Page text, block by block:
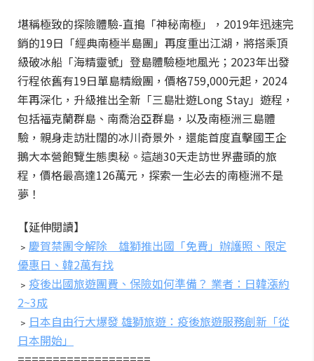
堪稱極致的探險體驗-直搗「神秘南極」，2019年迅速完
銷的19日「經典南極半島團」再度重出江湖，將搭乘頂
級破冰船「海精靈號」登島體驗極地風光；2023年出發
行程依舊有19日單島精緻團，價格759,000元起，2024
年再深化，升級推出全新「三島壯遊Long Stay」遊程，
包括福克蘭群島、南喬治亞群島，以及南極洲三島體
驗，親身走訪壯闊的冰川奇景外，還能首度直擊國王企
鵝大本營飽覽生態奧秘。這趟30天走訪世界盡頭的旅
程，價格最高達126萬元，探索一生必去的南極洲不是
夢！
【延伸閱讀】
﹥ 慶賀禁團令解除 雄獅推出國「免費」辦護照、限定
優惠日、韓2萬有找
﹥ 疫後出國旅遊團費、保險如何準備？ 業者：日韓漲約
2~3成
﹥ 日本自由行大爆發 雄獅旅遊：疫後旅遊服務創新「從
日本開始」